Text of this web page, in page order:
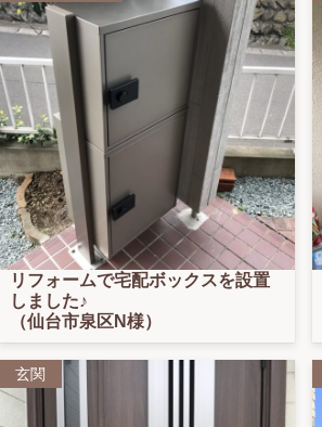
リフォームで宅配ボックスを設置
しました♪
（仙台市泉区N様）
玄関